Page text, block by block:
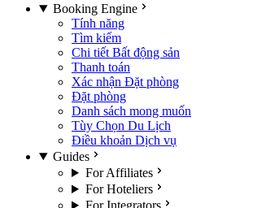
Booking Engine
Tính năng
Tìm kiếm
Chi tiết Bất động sản
Thanh toán
Xác nhận Đặt phòng
Đặt phòng
Danh sách mong muốn
Tùy Chọn Du Lịch
Điều khoản Dịch vụ
Guides
For Affiliates
For Hoteliers
For Integrators